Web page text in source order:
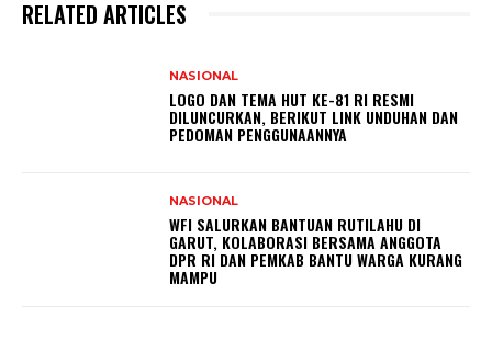
RELATED ARTICLES
NASIONAL
LOGO DAN TEMA HUT KE-81 RI RESMI
DILUNCURKAN, BERIKUT LINK UNDUHAN DAN
PEDOMAN PENGGUNAANNYA
NASIONAL
WFI SALURKAN BANTUAN RUTILAHU DI
GARUT, KOLABORASI BERSAMA ANGGOTA
DPR RI DAN PEMKAB BANTU WARGA KURANG
MAMPU